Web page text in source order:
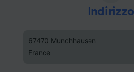
Indirizzo
67470 Munchhausen
France